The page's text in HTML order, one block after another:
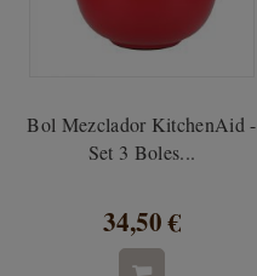
Bol Mezclador KitchenAid -
Set 3 Boles...
34,50 €